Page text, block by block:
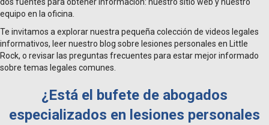
equipo en la oficina.
Te invitamos a explorar nuestra pequeña colección de videos legales
informativos, leer nuestro blog sobre lesiones personales en Little
Rock, o revisar las preguntas frecuentes para estar mejor informado
sobre temas legales comunes.
¿Está el bufete de abogados
especializados en lesiones personales